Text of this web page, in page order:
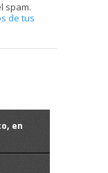
spam.
de tus
en